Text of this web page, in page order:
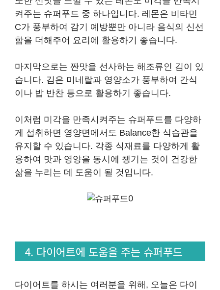
켜주는 슈퍼푸드 중 하나입니다. 레몬은 비타민
C가 풍부하여 감기 예방뿐만 아니라 음식의 신선
함을 더해주어 요리에 활용하기 좋습니다.
마지막으로는 짠맛을 선사하는 해조류인 김이 있
습니다. 김은 미네랄과 영양소가 풍부하여 간식
이나 밥 반찬 등으로 활용하기 좋습니다.
이처럼 미각을 만족시켜주는 슈퍼푸드를 다양하
게 섭취하면 영양면에서도 Balance한 식습관을
유지할 수 있습니다. 각종 식재료를 다양하게 활
용하여 맛과 영양을 동시에 챙기는 것이 건강한
삶을 누리는 데 도움이 될 것입니다.
4. 다이어트에 도움을 주는 슈퍼푸드
다이어트를 하시는 여러분을 위해, 오늘은 다이